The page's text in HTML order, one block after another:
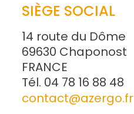
SIÈGE SOCIAL
14 route du Dôme
69630 Chaponost
FRANCE
Tél. 04 78 16 88 48
contact@azergo.fr